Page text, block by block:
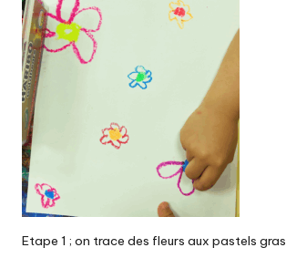
Etape 1 ; on trace des fleurs aux pastels gras